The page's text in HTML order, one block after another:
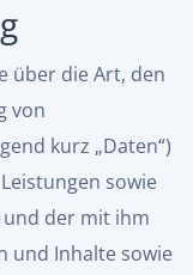
über die Art, den
von
kurz „Daten“)
sowie
der mit ihm
und Inhalte sowie